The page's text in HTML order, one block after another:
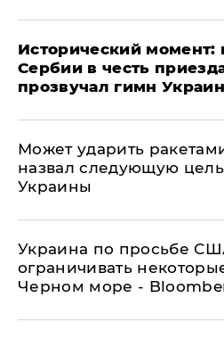
Исторический момент:
Сербии в честь
прозвучал гимн
Может ударить
назвал следующую
Украины
Украина по просьбе
ограничивать
Черном море -